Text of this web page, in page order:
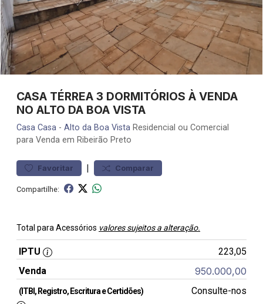
CASA TÉRREA 3 DORMITÓRIOS À VENDA
NO ALTO DA BOA VISTA
Casa Casa - Alto da Boa Vista Residencial ou Comercial
para Venda em Ribeirão Preto
Favoritar | Comparar
Compartilhe:
Total para Acessórios valores sujeitos a alteração.
IPTU
223,05
Venda
950.000,00
(ITBI, Registro, Escritura e Certidões) Consulte-nos